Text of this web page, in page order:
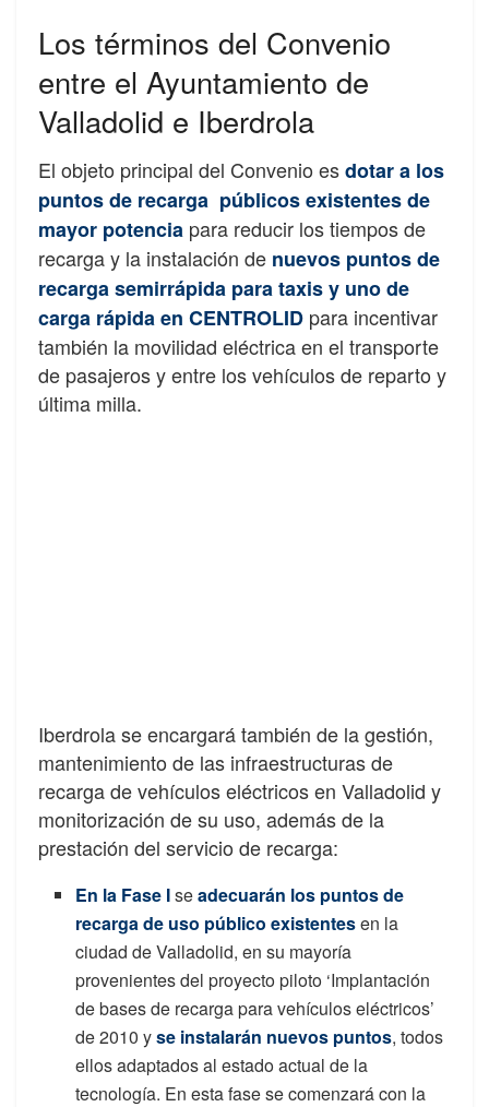
Los términos del Convenio
entre el Ayuntamiento de
Valladolid e Iberdrola
El objeto principal del Convenio esdotar a los
puntos de recarga públicos existentes de
mayor potencia para reducir los tiempos de
recarga y la instalación de nuevos puntos de
recarga semirrápida para taxis y uno de
carga rápida en CENTROLID para incentivar
también la movilidad eléctrica en el transporte
de pasajeros y entre los vehículos de reparto y
última milla.
Iberdrola se encargará también de la gestión,
mantenimiento de las infraestructuras de
recarga de vehículos eléctricos en Valladolid y
monitorización de su uso, además de la
prestación del servicio de recarga:
En la Fase Iseadecuarán los puntos de
recarga de uso público existentesen la
ciudad de Valladolid, en su mayoría
provenientes del proyecto piloto ‘Implantación
de bases de recarga para vehículos eléctricos’
de 2010 yse instalarán nuevos puntos, todos
ellos adaptados al estado actual de la
tecnología. En esta fase se comenzará con la